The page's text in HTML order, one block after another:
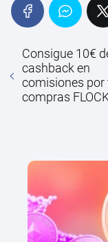
Consigue 10€
cashback en
comisiones por
compras